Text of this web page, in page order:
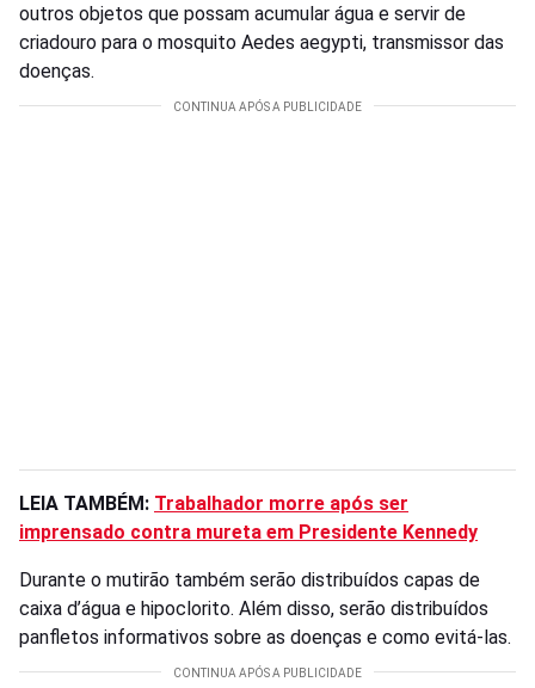
outros objetos que possam acumular água e servir de
criadouro para o mosquito Aedes aegypti, transmissor das
doenças.
LEIA TAMBÉM: Trabalhador morre após ser
imprensado contra mureta em Presidente Kennedy
Durante o mutirão também serão distribuídos capas de
caixa d’água e hipoclorito. Além disso, serão distribuídos
panfletos informativos sobre as doenças e como evitá-las.